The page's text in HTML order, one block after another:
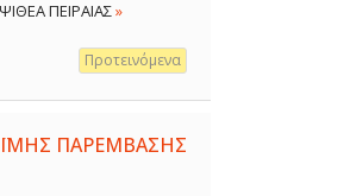
ΠΕΙΡΑΙΑΣ»
Προτεινόμενα
ΠΑΡΕΜΒΑΣΗΣ